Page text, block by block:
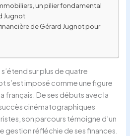
un pilier fondamental
Jugnot
de Gérard Jugnot pour
sur plus de quatre
s’est imposé comme une figure
français. De ses débuts avec la
cinématographiques
son parcours témoigne d’un
gestion réfléchie de ses finances.